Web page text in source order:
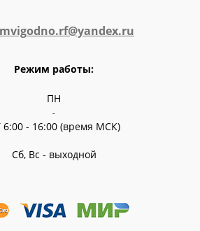
Режим работы:
ПН
-
6:00 - 16:00 (время МСК)
Сб, Вс - выходной